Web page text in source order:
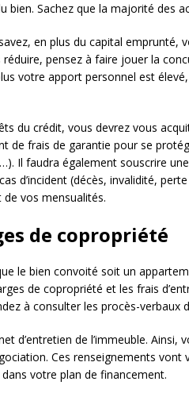
bien. Sachez que la majorité des
en plus du capital emprunté,
pensez à faire jouer la
votre apport personnel est
du crédit, vous devrez vous
de frais de garantie pour se
Il faudra également souscrire
d’incident (décès, invalidité,
vos mensualités.
de copropriété
le bien convoité soit un
de copropriété et les frais
à consulter les procès-verbaux
d’entretien de l’immeuble.
Ces renseignements vont
votre plan de financement.